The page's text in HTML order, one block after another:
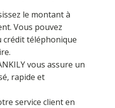
le montant à
Vous pouvez
crédit téléphonique
vous assure un
rapide et
service client en